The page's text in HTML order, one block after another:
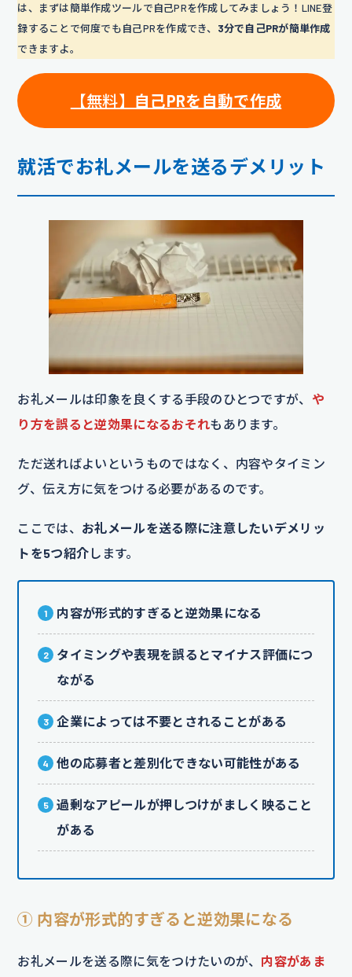
は、まずは簡単作成ツールで自己PRを作成してみましょう！LINE登
録することで何度でも自己PRを作成でき、 3分で自己PRが簡単作成
できますよ。
【無料】 自己PRを自動で作成
就活でお礼メールを送るデメリット
お礼メールは印象を良くする手段のひとつですが、 や
り方を誤ると逆効果になるおそれもあります。
ただ送ればよいというものではなく、内容やタイミン
グ、伝え方に気をつける必要があるのです。
ここでは、 お礼メールを送る際に注意したいデメリッ
トを5つ紹介 します。
内容が形式的すぎると逆効果になる
タイミングや表現を誤るとマイナス評価につ
ながる
企業によっては不要とされることがある
他の応募者と差別化できない可能性がある
過剰なアピールが押しつけがましく映ること
がある
① 内容が形式的すぎると逆効果になる
お礼メールを送る際に気をつけたいのが、 内容があま